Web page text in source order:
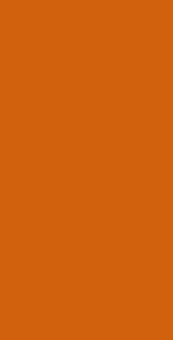
und Werke
Änderung v.
Institutionen und
Jugend in